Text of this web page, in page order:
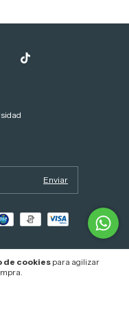
de cookies para agilizar
derechos reservados.